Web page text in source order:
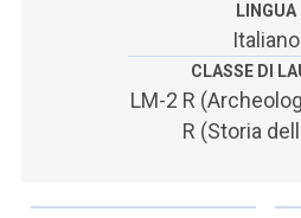
LINGUA
Italiano
CLASSE DI
LM-2 R
R (Storia